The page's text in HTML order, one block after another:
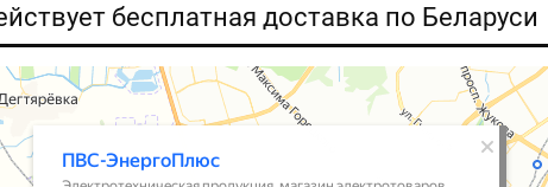
бесплатная доставка по Беларуси